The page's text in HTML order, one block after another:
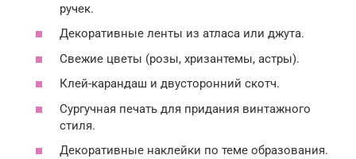
ручек.
Декоративные ленты из атласа или джута.
Свежие цветы (розы, хризантемы, астры).
Клей-карандаш и двусторонний скотч.
Сургучная печать для придания винтажного
стиля.
Декоративные наклейки по теме образования.